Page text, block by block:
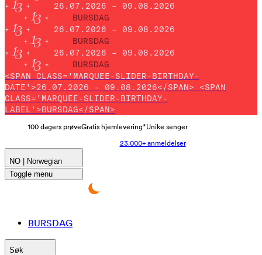
26.07.2026 – 09.08.2026
BURSDAG
26.07.2026 – 09.08.2026
BURSDAG
26.07.2026 – 09.08.2026
BURSDAG
<SPAN CLASS='MARQUEE-SLIDER-BIRTHDAY-
DATE'>26.07.2026 – 09.08.2026</SPAN> <SPAN
CLASS='MARQUEE-SLIDER-BIRTHDAY-
LABEL'>BURSDAG</SPAN>
100 dagers prøveGratis hjemlevering*Unike senger
23.000+ anmeldelser
NO | Norwegian
Toggle menu
BURSDAG
Søk